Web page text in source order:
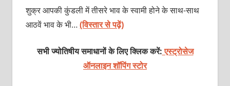
शुक्र आपकी कुंडली में तीसरे भाव के स्वामी होने के साथ-साथ
आठवें भाव के भी…(विस्तार से पढ़ें)
सभी ज्योतिषीय समाधानों के लिए क्लिक करें: एस्ट्रोसेज
ऑनलाइन शॉपिंग स्टोर